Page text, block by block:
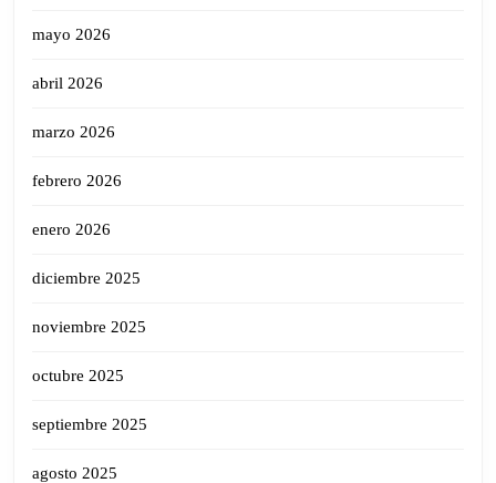
mayo 2026
abril 2026
marzo 2026
febrero 2026
enero 2026
diciembre 2025
noviembre 2025
octubre 2025
septiembre 2025
agosto 2025